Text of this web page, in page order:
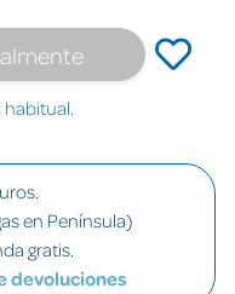
en Península)
gratis.
devoluciones